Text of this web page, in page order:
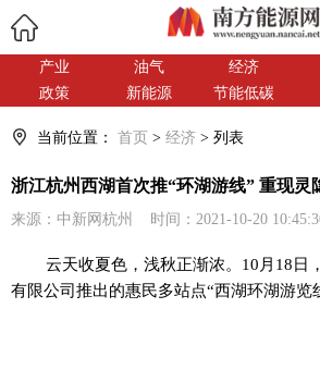
产业 油气 经济
政策
新能源 节能低碳
当前位置： 首页 > 经济 > 列表
浙江杭州西湖首次推“环湖游线” 重现灵
来源：中新网杭州 时间：2021-10-20
云天收夏色，浅秋正渐浓。10月18日
有限公司推出的惠民多站点“西湖环湖游览